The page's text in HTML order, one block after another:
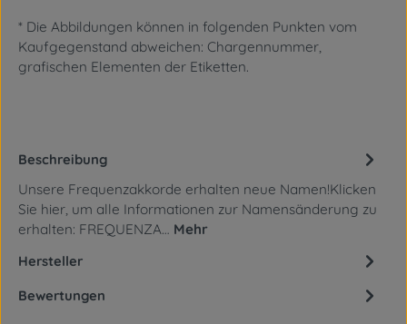
* Die Abbildungen können in folgenden Punkten vom
Kaufgegenstand abweichen: Chargennummer,
grafischen Elementen der Etiketten.
Beschreibung
Unsere Frequenzakkorde erhalten neue Namen!Klicken
Sie hier, um alle Informationen zur Namensänderung zu
erhalten: FREQUENZA… Mehr
Hersteller
Bewertungen